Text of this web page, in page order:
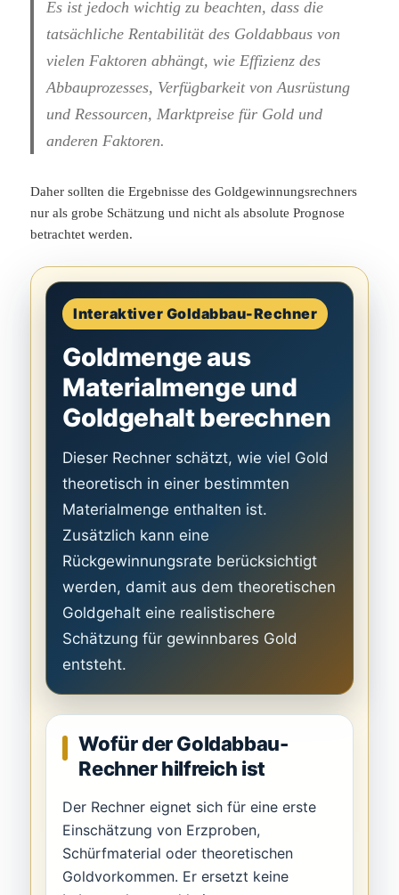
Es ist jedoch wichtig zu beachten, dass die
tatsächliche Rentabilität des Goldabbaus von
vielen Faktoren abhängt, wie Effizienz des
Abbauprozesses, Verfügbarkeit von Ausrüstung
und Ressourcen, Marktpreise für Gold und
anderen Faktoren.
Daher sollten die Ergebnisse des Goldgewinnungsrechners
nur als grobe Schätzung und nicht als absolute Prognose
betrachtet werden.
Interaktiver Goldabbau-Rechner
Goldmenge aus
Materialmenge und
Goldgehalt berechnen
Dieser Rechner schätzt, wie viel Gold
theoretisch in einer bestimmten
Materialmenge enthalten ist.
Zusätzlich kann eine
Rückgewinnungsrate berücksichtigt
werden, damit aus dem theoretischen
Goldgehalt eine realistischere
Schätzung für gewinnbares Gold
entsteht.
Wofür der Goldabbau-
Rechner hilfreich ist
Der Rechner eignet sich für eine erste
Einschätzung von Erzproben,
Schürfmaterial oder theoretischen
Goldvorkommen. Er ersetzt keine